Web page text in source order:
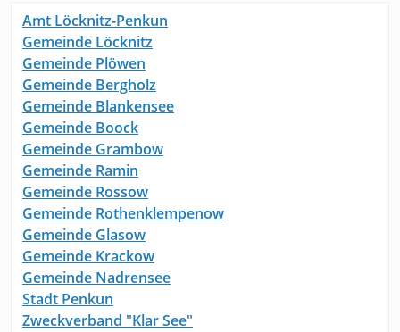
Amt Löcknitz-Penkun
Gemeinde Löcknitz
Gemeinde Plöwen
Gemeinde Bergholz
Gemeinde Blankensee
Gemeinde Boock
Gemeinde Grambow
Gemeinde Ramin
Gemeinde Rossow
Gemeinde Rothenklempenow
Gemeinde Glasow
Gemeinde Krackow
Gemeinde Nadrensee
Stadt Penkun
Zweckverband "Klar See"